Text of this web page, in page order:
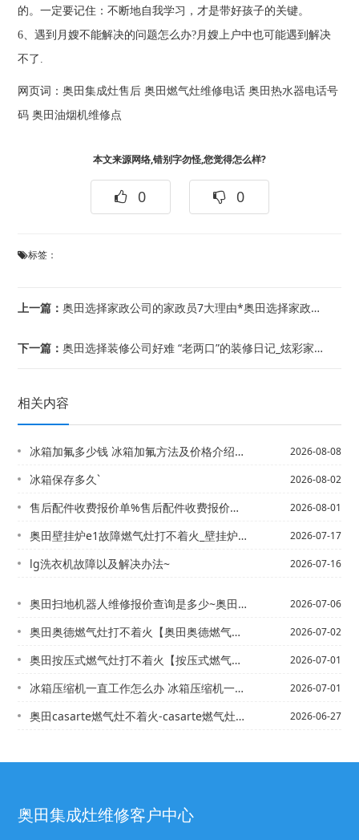
的。一定要记住：不断地自我学习，才是带好孩子的关键。
6、遇到月嫂不能解决的问题怎么办?月嫂上户中也可能遇到解决
不了.
网页词：奥田集成灶售后 奥田燃气灶维修电话 奥田热水器电话号
码 奥田油烟机维修点
本文来源网络,错别字勿怪,您觉得怎么样?
0 0
标签：
上一篇：奥田选择家政公司的家政员7大理由*奥田选择家政公司需要注意什么？
下一篇：奥田选择装修公司好难 “老两口”的装修日记_炫彩家居空间 15万装修100平米浪...
相关内容
冰箱加氟多少钱 冰箱加氟方法及价格介绍）冰箱加氟利昂方法 2026-08-08
冰箱保存多久` 2026-08-02
售后配件收费报价单%售后配件收费报价单表格最新报价 2026-08-01
奥田壁挂炉e1故障燃气灶打不着火_壁挂炉e1燃气灶打不着火 2026-07-17
lg洗衣机故障以及解决办法~ 2026-07-16
奥田扫地机器人维修报价查询是多少~奥田扫地机器人维修报价查询是多少钱新版 2026-07-06
奥田奥德燃气灶打不着火【奥田奥德燃气灶打不着火原因 2026-07-02
奥田按压式燃气灶打不着火【按压式燃气灶怎么打不着火 2026-07-01
冰箱压缩机一直工作怎么办 冰箱压缩机一直工作解决方法\冰箱压缩机怎么修理 冰箱压... 2026-07-01
奥田casarte燃气灶不着火-casarte燃气灶打不着火 2026-06-27
奥田集成灶维修客户中心